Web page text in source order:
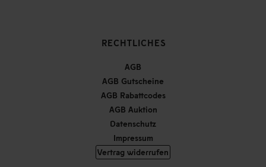
RECHTLICHES
AGB
AGB Gutscheine
AGB Rabattcodes
AGB Auktion
Datenschutz
Impressum
Vertrag widerrufen